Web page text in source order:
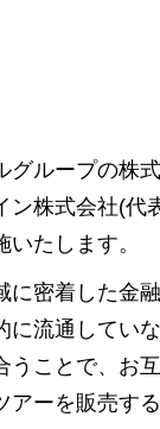
グループの株
ン株式会社(代
たします。
に密着した金
に流通してい
うことで、お
ーを販売す